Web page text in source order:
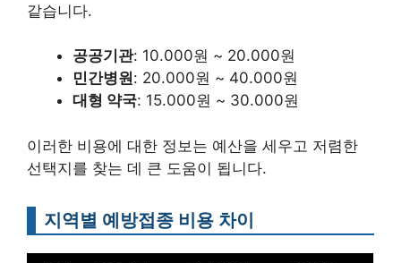
같습니다.
공공기관: 10.000원 ~ 20.000원
민간병원: 20.000원 ~ 40.000원
대형 약국: 15.000원 ~ 30.000원
이러한 비용에 대한 정보는 예산을 세우고 저렴한
선택지를 찾는 데 큰 도움이 됩니다.
지역별 예방접종 비용 차이